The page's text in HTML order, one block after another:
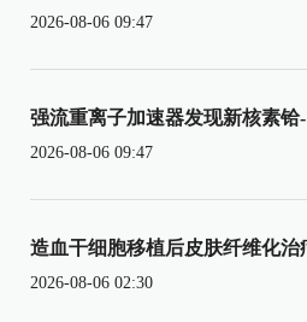
2026-08-06 09:47
强流重离子加速器发现新核素铪-
2026-08-06 09:47
造血干细胞移植后皮肤纤维化治
2026-08-06 02:30